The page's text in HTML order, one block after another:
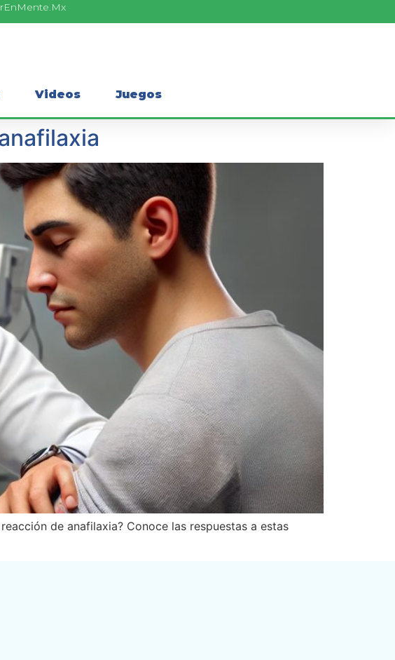
Videos Juegos
de anafilaxia? Conoce las respuestas a estas